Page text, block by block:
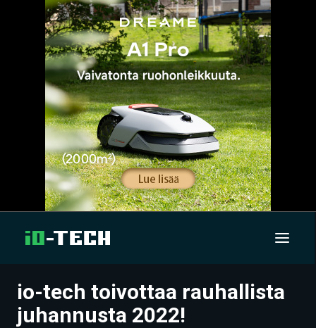
UUTISET
io-tech toivottaa rauhallista
juhannusta 2022!